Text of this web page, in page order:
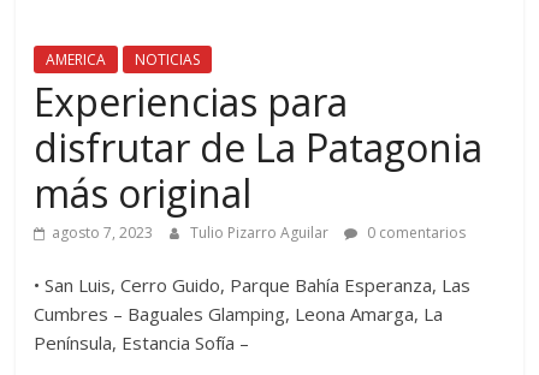
AMERICA NOTICIAS
Experiencias para
disfrutar de La Patagonia
más original
agosto 7, 2023 Tulio Pizarro Aguilar 0 comentarios
• San Luis, Cerro Guido, Parque Bahía Esperanza, Las
Cumbres – Baguales Glamping, Leona Amarga, La
Península, Estancia Sofía –